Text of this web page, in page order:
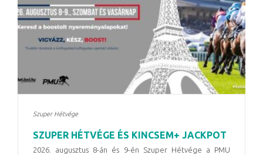
Szuper Hétvége
SZUPER HÉTVÉGE ÉS KINCSEM+ JACKPOT
2026. augusztus 8-án és 9-én Szuper Hétvége a PMU